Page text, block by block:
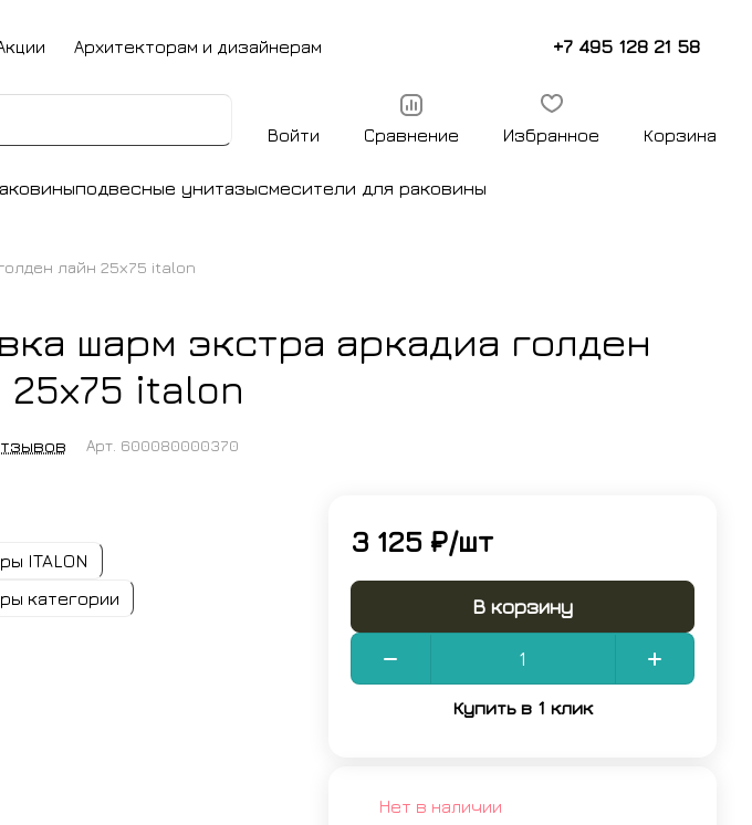
Архитекторам и дизайнерам +7 495 128 21 58
Войти Сравнение Избранное Корзина
подвесные унитазысмесители для раковины
лайн 25х75 italon
шарм экстра аркадиа голден
25х75 italon
Арт. 600080000370
ITALON
категории
3 125 ₽/шт
В корзину
Купить в 1 клик
Нет в наличии